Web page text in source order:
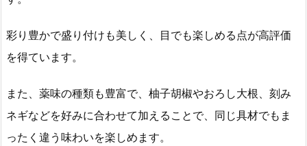
彩り豊かで盛り付けも美しく、目でも楽しめる点が高評価
を得ています。
また、薬味の種類も豊富で、柚子胡椒やおろし大根、刻み
ネギなどを好みに合わせて加えることで、同じ具材でもま
ったく違う味わいを楽しめます。